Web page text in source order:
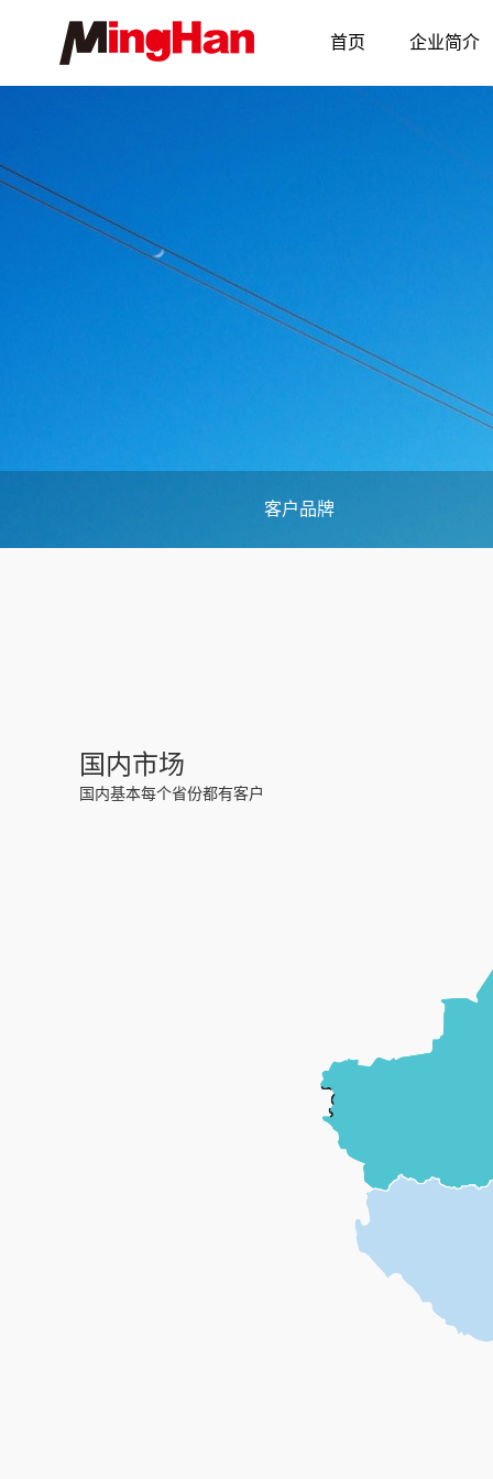
首页 企业简介
客户品牌
国内市场
国内基本每个省份都有客户